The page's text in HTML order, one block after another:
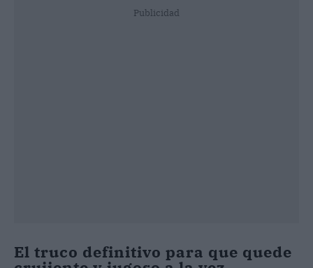
Publicidad
El truco definitivo para que quede